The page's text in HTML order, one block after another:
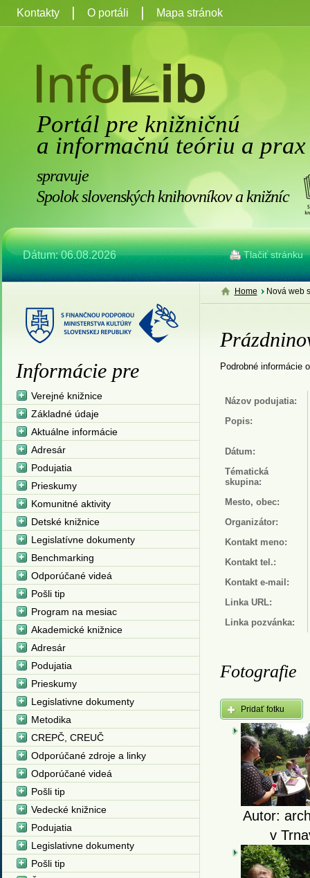
Portál pre knižničnú
a informačnú teóriu a prax
spravuje
Spolok slovenských knihovníkov a knižníc
Dátum: 06.08.2026 Tlačiť stránku
Kontakty O portáli Mapa stránok
Home Nová web
Podrobné informácie
Názov podujatia:
Popis:
Dátum:
Tématická
skupina:
Mesto, obec:
Organizátor:
Kontakt meno:
Kontakt tel.:
Kontakt e-mail:
Linka URL:
Linka pozvánka:
Fotografie
Pridať fotku
Autor:
v
Informácie pre
Verejné knižnice
Základné údaje
Aktuálne informácie
Adresár
Podujatia
Prieskumy
Komunitné aktivity
Detské knižnice
Legislatívne dokumenty
Benchmarking
Odporúčané videá
Pošli tip
Program na mesiac
Akademické knižnice
Adresár
Podujatia
Prieskumy
Legislativne dokumenty
Metodika
CREPČ, CREUČ
Odporúčané zdroje a linky
Odporúčané videá
Pošli tip
Vedecké knižnice
Podujatia
Legislativne dokumenty
Pošli tip